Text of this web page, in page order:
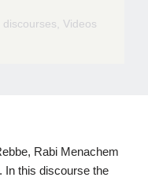
discourses, Videos
Rabi Menachem
In this discourse the